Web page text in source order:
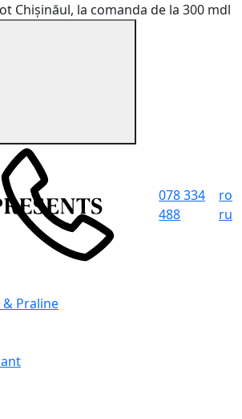
Chișinăul, la comanda de la 300 mdl
078 334
488
ro
ru
& Praline